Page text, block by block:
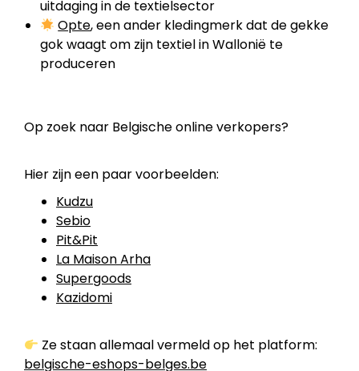
uitdaging in de textielsector
Opte, een ander kledingmerk dat de gekke
gok waagt om zijn textiel in Wallonië te
produceren
Op zoek naar Belgische online verkopers?
Hier zijn een paar voorbeelden:
Kudzu
Sebio
Pit&Pit
La Maison Arha
Supergoods
Kazidomi
Ze staan allemaal vermeld op het platform:
belgische-eshops-belges.be